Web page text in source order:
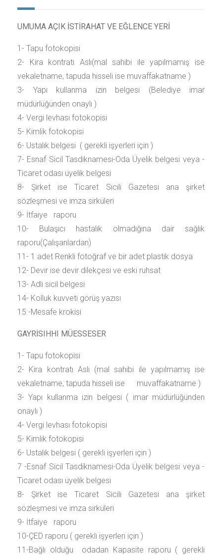
UMUMA AÇIK İSTİRAHAT VE EĞLENCE YERİ
1- Tapu fotokopisi
2- Kira kontratı Aslı(mal sahibi ile yapılmamış ise
vekaletname, tapuda hisseli ise muvaffakatname )
3- Yapı kullanma izin belgesi (Belediye imar
müdürlüğünden onaylı )
4- Vergi levhası fotokopisi
5- Kimlik fotokopisi
6- Ustalık belgesi ( gerekli işyerleri için )
7- Esnaf Sicil Tasdiknamesi-Oda Üyelik belgesi veya -
Ticaret odası üyelik belgesi
8- Şirket ise Ticaret Sicili Gazetesi ana şirket
sözleşmesi ve imza sirküleri
9- İtfaiye raporu
10- Bulaşıcı hastalık olmadığına dair sağlık
raporu(Çalışanlardan)
11- 1 adet Renkli fotoğraf ve bir adet plastik dosya
12- Devir ise devir dilekçesi ve eski ruhsat
13- Adli sicil belgesi
14- Kolluk kuvveti görüş yazısı
15 -Mesafe krokisi
GAYRİSIHHI MÜESSESER
1- Tapu fotokopisi
2- Kira kontratı Aslı (mal sahibi ile yapılmamış ise
vekaletname, tapuda hisseli ise muvaffakatname )
3- Yapı kullanma izin belgesi ( imar müdürlüğünden
onaylı )
4- Vergi levhası fotokopisi
5- Kimlik fotokopisi
6- Ustalık belgesi ( gerekli işyerleri için )
7 -Esnaf Sicil Tasdiknamesi-Oda Üyelik belgesi veya -
Ticaret odası üyelik belgesi
8- Şirket ise Ticaret Sicili Gazetesi ana şirket
sözleşmesi ve imza sirküleri
9- İtfaiye raporu
10-ÇED raporu ( gerekli işyerleri için )
11-Bağlı olduğu odadan Kapasite raporu ( gerekli